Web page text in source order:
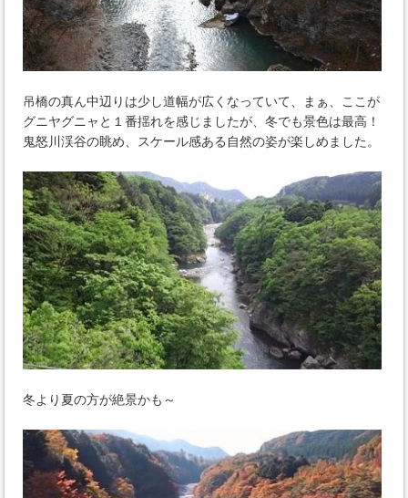
吊橋の真ん中辺りは少し道幅が広くなっていて、まぁ、ここが
グニヤグニャと１番揺れを感じましたが、冬でも景色は最高！
鬼怒川渓谷の眺め、スケール感ある自然の姿が楽しめました。
冬より夏の方が絶景かも～